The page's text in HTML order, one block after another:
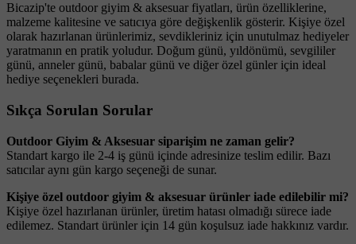
Bicazip'te outdoor giyim & aksesuar fiyatları, ürün özelliklerine,
malzeme kalitesine ve satıcıya göre değişkenlik gösterir. Kişiye özel
olarak hazırlanan ürünlerimiz, sevdikleriniz için unutulmaz hediyeler
yaratmanın en pratik yoludur. Doğum günü, yıldönümü, sevgililer
günü, anneler günü, babalar günü ve diğer özel günler için ideal
hediye seçenekleri burada.
Sıkça Sorulan Sorular
Outdoor Giyim & Aksesuar siparişim ne zaman gelir?
Standart kargo ile 2-4 iş günü içinde adresinize teslim edilir. Bazı
satıcılar aynı gün kargo seçeneği de sunar.
Kişiye özel outdoor giyim & aksesuar ürünler iade edilebilir mi?
Kişiye özel hazırlanan ürünler, üretim hatası olmadığı sürece iade
edilemez. Standart ürünler için 14 gün koşulsuz iade hakkınız vardır.